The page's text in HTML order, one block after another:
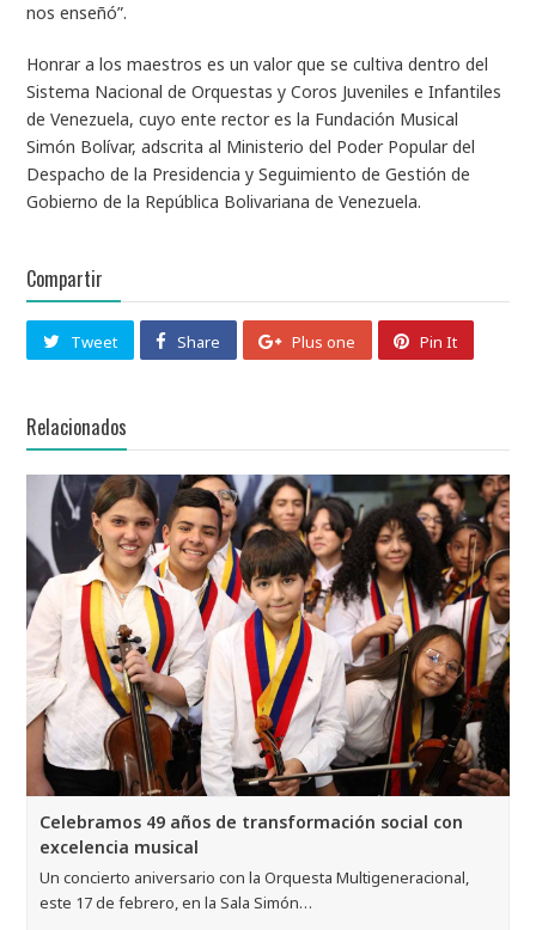
nos enseñó”.
Honrar a los maestros es un valor que se cultiva dentro del
Sistema Nacional de Orquestas y Coros Juveniles e Infantiles
de Venezuela, cuyo ente rector es la Fundación Musical
Simón Bolívar, adscrita al Ministerio del Poder Popular del
Despacho de la Presidencia y Seguimiento de Gestión de
Gobierno de la República Bolivariana de Venezuela.
Compartir
Tweet Share Plus one Pin It
Relacionados
Celebramos 49 años de transformación social con
excelencia musical
Un concierto aniversario con la Orquesta Multigeneracional,
este 17 de febrero, en la Sala Simón…